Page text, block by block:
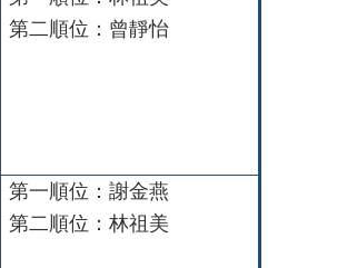
第二順位：曾靜怡
第一順位：謝金燕
第二順位：林祖美